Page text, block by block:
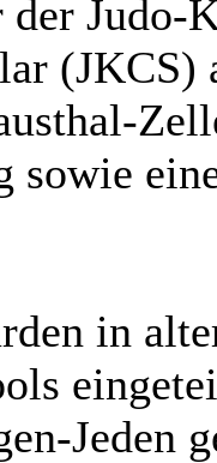
Judo-
(JKCS)
sowie
in
Jeden